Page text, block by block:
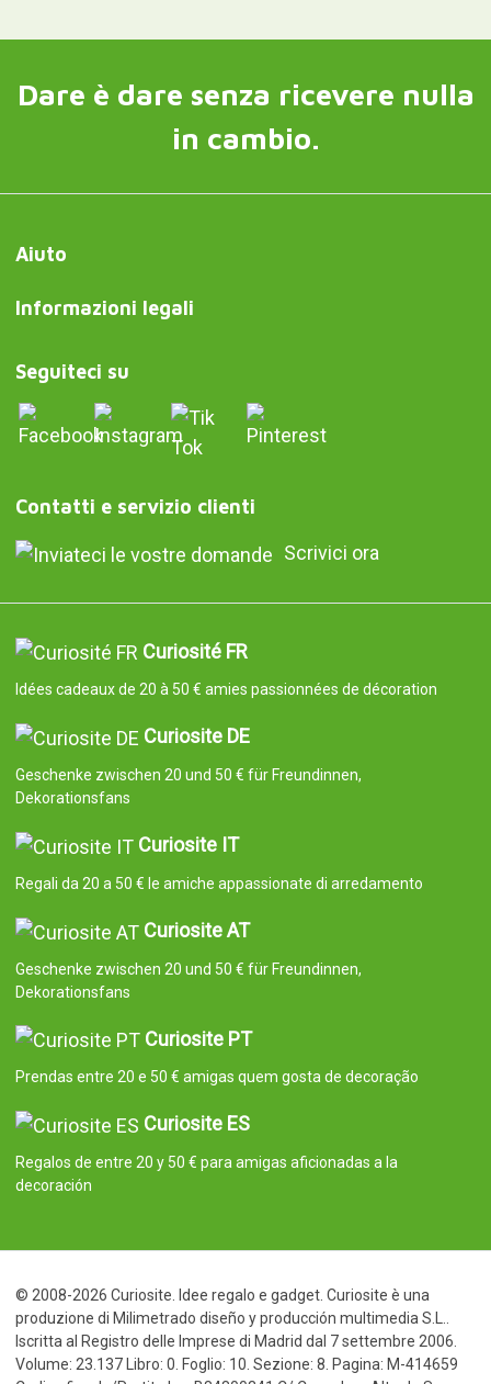
Dare è dare senza ricevere nulla
in cambio.
Aiuto
Informazioni legali
Seguiteci su
Contatti e servizio clienti
Scrivici ora
Curiosité FR
Idées cadeaux de 20 à 50 € amies passionnées de décoration
Curiosite DE
Geschenke zwischen 20 und 50 € für Freundinnen,
Dekorationsfans
Curiosite IT
Regali da 20 a 50 € le amiche appassionate di arredamento
Curiosite AT
Geschenke zwischen 20 und 50 € für Freundinnen,
Dekorationsfans
Curiosite PT
Prendas entre 20 e 50 € amigas quem gosta de decoração
Curiosite ES
Regalos de entre 20 y 50 € para amigas aficionadas a la
decoración
© 2008-2026 Curiosite. Idee regalo e gadget. Curiosite è una
produzione di Milimetrado diseño y producción multimedia S.L..
Iscritta al Registro delle Imprese di Madrid dal 7 settembre 2006.
Volume: 23.137 Libro: 0. Foglio: 10. Sezione: 8. Pagina: M-414659